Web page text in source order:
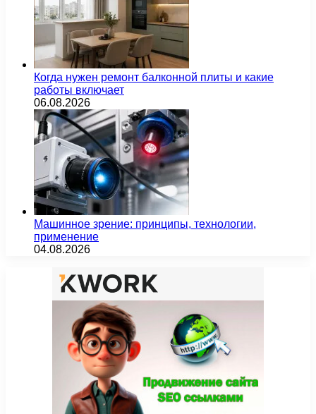
Когда нужен ремонт балконной плиты и какие
работы включает
06.08.2026
Машинное зрение: принципы, технологии,
применение
04.08.2026